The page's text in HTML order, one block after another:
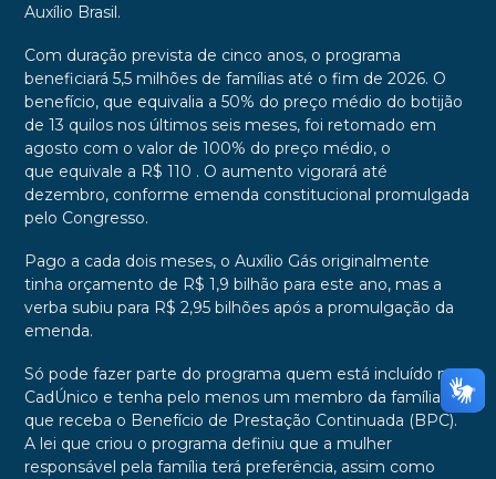
Auxílio Brasil.
Com duração prevista de cinco anos, o programa
beneficiará 5,5 milhões de famílias até o fim de 2026. O
benefício, que equivalia a 50% do preço médio do botijão
de 13 quilos nos últimos seis meses, foi retomado em
agosto com o valor de 100% do preço médio, o
que equivale a R$ 110 . O aumento vigorará até
dezembro, conforme emenda constitucional promulgada
pelo Congresso.
Pago a cada dois meses, o Auxílio Gás originalmente
tinha orçamento de R$ 1,9 bilhão para este ano, mas a
verba subiu para R$ 2,95 bilhões após a promulgação da
emenda.
Só pode fazer parte do programa quem está incluído no
CadÚnico e tenha pelo menos um membro da família
que receba o Benefício de Prestação Continuada (BPC).
A lei que criou o programa definiu que a mulher
responsável pela família terá preferência, assim como